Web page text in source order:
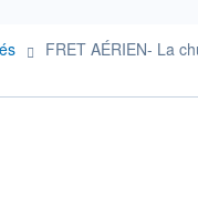
FRET AÉRIEN- La